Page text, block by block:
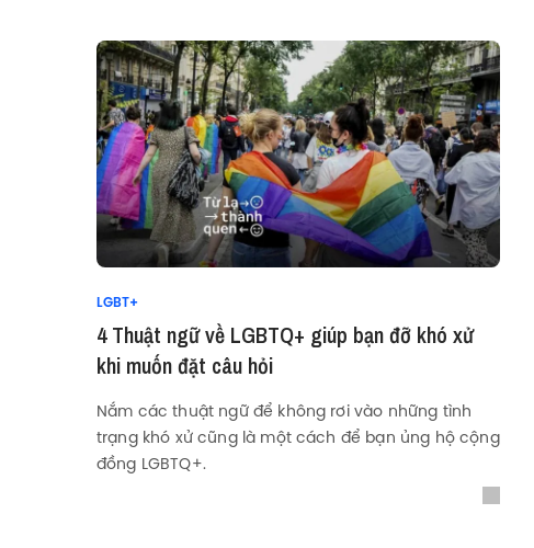
LGBT+
4 Thuật ngữ về LGBTQ+ giúp bạn đỡ khó xử
khi muốn đặt câu hỏi
Nắm các thuật ngữ để không rơi vào những tình
trạng khó xử cũng là một cách để bạn ủng hộ cộng
đồng LGBTQ+.